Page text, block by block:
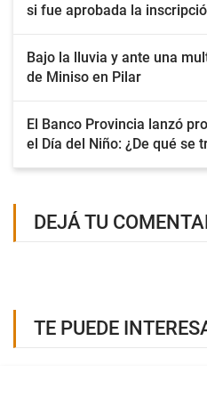
si fue aprobada la
Bajo la lluvia y ante una
de Miniso en Pilar
El Banco Provincia lanzó
el Día del Niño: ¿De qué se
DEJÁ TU
TE PUEDE